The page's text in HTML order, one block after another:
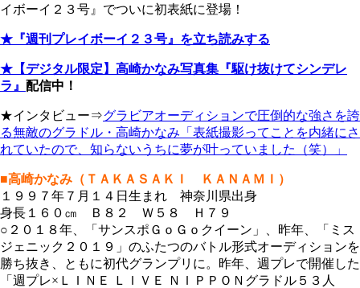
イボーイ２３号』でついに初表紙に登場！
★『週刊プレイボーイ２３号』を立ち読みする
★【デジタル限定】高崎かなみ写真集『駆け抜けてシンデレ
ラ』 配信中！
★インタビュー⇒グラビアオーディションで圧倒的な強さを誇
る無敵のグラドル・高崎かなみ「表紙撮影ってことを内緒にさ
れていたので、知らないうちに夢が叶っていました（笑）」
■高崎かなみ（ＴＡＫＡＳＡＫＩ ＫＡＮＡＭＩ）
１９９７年７月１４日生まれ 神奈川県出身
身長１６０㎝ Ｂ８２ Ｗ５８ Ｈ７９
○２０１８年、「サンスポＧｏＧｏクイーン」、昨年、「ミス
ジェニック２０１９」のふたつのバトル形式オーディションを
勝ち抜き、ともに初代グランプリに。昨年、週プレで開催した
「週プレ×ＬＩＮＥ ＬＩＶＥ ＮＩＰＰＯＮグラドル５３人